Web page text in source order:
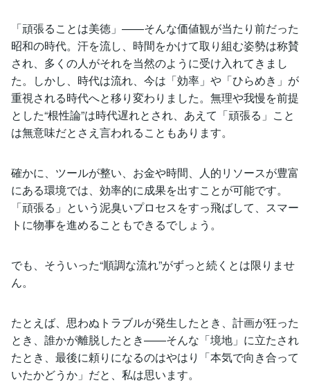
「頑張ることは美徳」——そんな価値観が当たり前だった
昭和の時代。汗を流し、時間をかけて取り組む姿勢は称賛
され、多くの人がそれを当然のように受け入れてきまし
た。しかし、時代は流れ、今は「効率」や「ひらめき」が
重視される時代へと移り変わりました。無理や我慢を前提
とした“根性論”は時代遅れとされ、あえて「頑張る」こと
は無意味だとさえ言われることもあります。
確かに、ツールが整い、お金や時間、人的リソースが豊富
にある環境では、効率的に成果を出すことが可能です。
「頑張る」という泥臭いプロセスをすっ飛ばして、スマー
トに物事を進めることもできるでしょう。
でも、そういった“順調な流れ”がずっと続くとは限りませ
ん。
たとえば、思わぬトラブルが発生したとき、計画が狂った
とき、誰かが離脱したとき——そんな「境地」に立たされ
たとき、最後に頼りになるのはやはり「本気で向き合って
いたかどうか」だと、私は思います。